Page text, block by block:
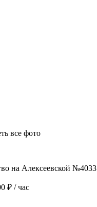
все фото
на Алексеевской №4033
₽ / час